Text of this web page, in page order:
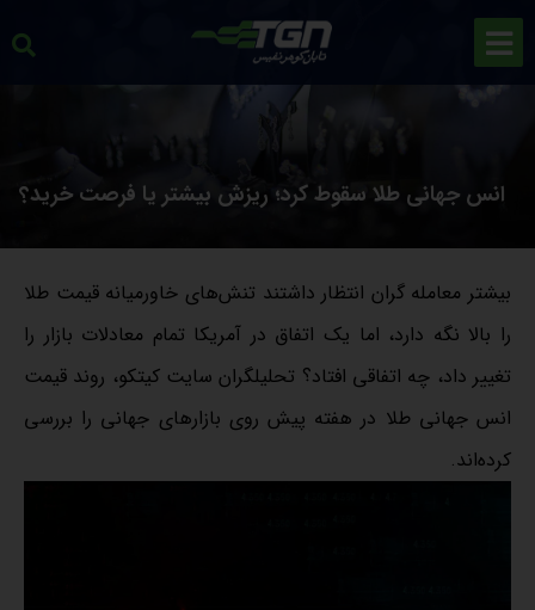
انس جهانی طلا سقوط کرد؛ ریزش بیشتر یا فرصت خرید؟
بیشتر معامله گران انتظار داشتند تنش‌های خاورمیانه قیمت طلا
را بالا نگه دارد، اما یک اتفاق در آمریکا تمام معادلات بازار را
تغییر داد، چه اتفاقی افتاد؟ تحلیلگران سایت کیتکو، روند قیمت
انس جهانی طلا در هفته پیش روی بازارهای جهانی را بررسی
کرده‌اند.